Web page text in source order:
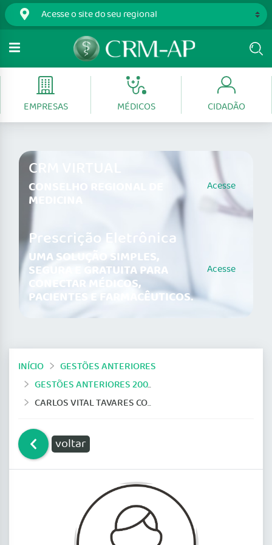
EMPRESAS MÉDICOS CIDADÃO
CRM VIRTUAL
CONSELHO REGIONAL DE
MEDICINA
Acesse
Prescrição Eletrônica
UMA SOLUÇÃO SIMPLES,
SEGURA E GRATUITA PARA
CONECTAR MÉDICOS,
PACIENTES E FARMACÊUTICOS.
Acesse
INÍCIO
GESTÕES ANTERIORES
GESTÕES ANTERIORES 2009-2014
CARLOS VITAL TAVARES CORRÊA LIMA
voltar